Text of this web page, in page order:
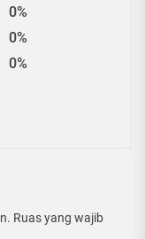
0%
0%
0%
Ruas yang wajib